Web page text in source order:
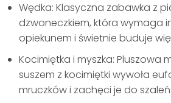
Wędka: Klasyczna zabawka z
dzwoneczkiem, która wymaga
opiekunem i świetnie buduje
Kocimiętka i myszka: Pluszowa
suszem z kocimiętki wywoła
mruczków i zachęci je do